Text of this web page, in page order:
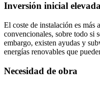
Inversión inicial
El coste de instalación es más
convencionales, sobre todo si
embargo, existen ayudas y
energías renovables que
Necesidad de obra